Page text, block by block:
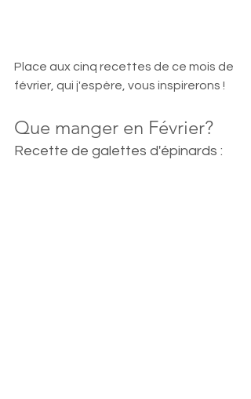
Place aux cinq recettes de ce mois de
février, qui j'espère, vous inspirerons !
Que manger en Février?
Recette de galettes d'épinards :